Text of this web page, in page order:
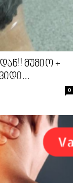
მუმიო +
0